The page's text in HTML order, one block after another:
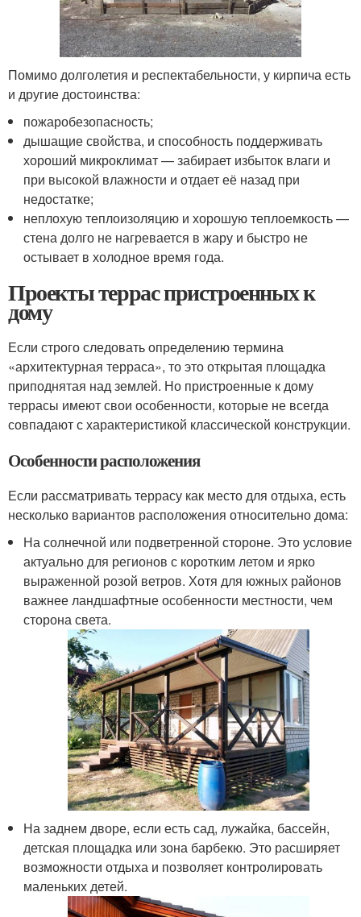
Помимо долголетия и респектабельности, у кирпича есть
и другие достоинства:
пожаробезопасность;
дышащие свойства, и способность поддерживать
хороший микроклимат — забирает избыток влаги и
при высокой влажности и отдает её назад при
недостатке;
неплохую теплоизоляцию и хорошую теплоемкость —
стена долго не нагревается в жару и быстро не
остывает в холодное время года.
Проекты террас пристроенных к
дому
Если строго следовать определению термина
«архитектурная терраса», то это открытая площадка
приподнятая над землей. Но пристроенные к дому
террасы имеют свои особенности, которые не всегда
совпадают с характеристикой классической конструкции.
Особенности расположения
Если рассматривать террасу как место для отдыха, есть
несколько вариантов расположения относительно дома:
На солнечной или подветренной стороне. Это условие
актуально для регионов с коротким летом и ярко
выраженной розой ветров. Хотя для южных районов
важнее ландшафтные особенности местности, чем
сторона света.
На заднем дворе, если есть сад, лужайка, бассейн,
детская площадка или зона барбекю. Это расширяет
возможности отдыха и позволяет контролировать
маленьких детей.